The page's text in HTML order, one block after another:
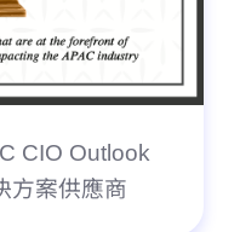
CIO Outlook
方案供應商